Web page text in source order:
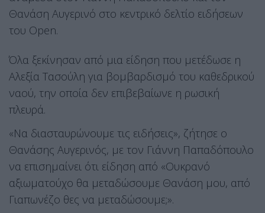
Θανάση Αυγερινό στο κεντρικό δελτίο ειδήσεων
του Open.
Όλα ξεκίνησαν από μια είδηση που μετέδωσε η
Αλεξία Τασούλη για βομβαρδισμό του καθεδρικού
ναού, την οποία δεν επιβεβαίωνε η ρωσική
πλευρά.
«Να διασταυρώνουμε τις ειδήσεις», ζήτησε ο
Θανάσης Αυγερινός, με τον Γιάννη Παπαδόπουλο
να επισημαίνει ότι είδηση από «Ουκρανό
αξιωματούχο θα μεταδώσουμε Θανάση μου, από
Γιαπωνέζο θες να μεταδώσουμε;».